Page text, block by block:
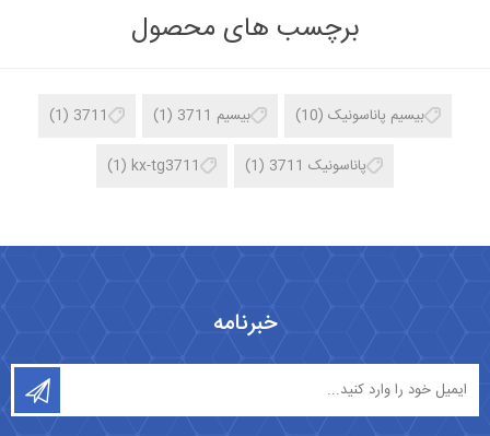
برچسب های محصول
بیسیم پاناسونیک (10) بیسیم 3711 (1)
3711
(1)
پاناسونیک 3711 (1)
kx-tg3711
(1)
خبرنامه